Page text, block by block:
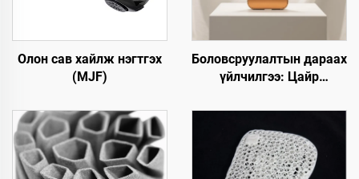
Олон сав хайлж нэгтгэх
(MJF)
Боловсруулалтын дараах
үйлчилгээ: Цайр